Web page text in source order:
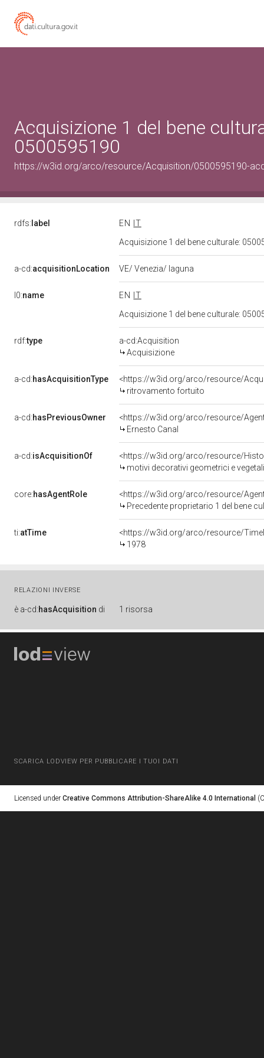
Acquisizione 1 del bene
0500595190
https://w3id.org/arco/resource/Acquisition/0500595190-
rdfs: label EN
IT
Acquisizione 1 del bene culturale:
a-cd:acquisitionLocation VE/ Venezia/ laguna
l0:name EN
IT
Acquisizione 1 del bene culturale:
rdf:type
a-cd:Acquisition
Acquisizione
a-cd:hasAcquisitionType
<https://w3id.org/arco/resource/
ritrovamento fortuito
a-cd:hasPreviousOwner
<https://w3id.org/arco/resource/
Ernesto Canal
a-cd:isAcquisitionOf
<https://w3id.org/arco/resource/
motivi decorativi geometrici e
core:hasAgentRole
<https://w3id.org/arco/resource/
Precedente proprietario 1 del bene
ti:atTime
<https://w3id.org/arco/resource/
1978
RELAZIONI INVERSE
è a-cd:hasAcquisition di 1 risorsa
SCARICA LODVIEW PER PUBBLICARE I TUOI DATI
Licensed under Creative Commons Attribution-ShareAlike 4.0 International